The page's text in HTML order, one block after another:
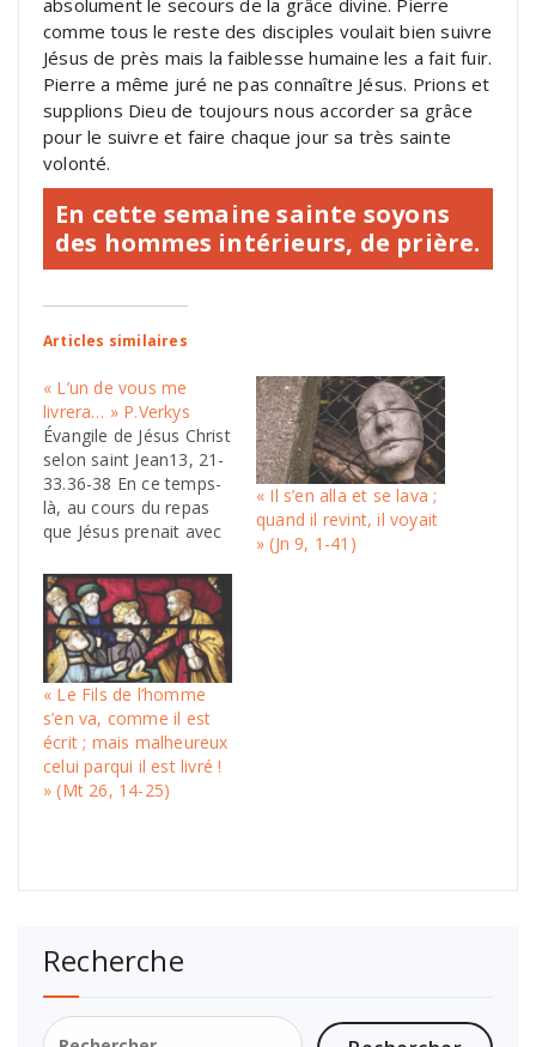
absolument le secours de la grâce divine. Pierre
comme tous le reste des disciples voulait bien suivre
Jésus de près mais la faiblesse humaine les a fait fuir.
Pierre a même juré ne pas connaître Jésus. Prions et
supplions Dieu de toujours nous accorder sa grâce
pour le suivre et faire chaque jour sa très sainte
volonté.
En cette semaine sainte soyons
des hommes intérieurs, de prière.
Articles similaires
« L’un de vous me
livrera… » P.Verkys
Évangile de Jésus Christ
selon saint Jean13, 21-
33.36-38 En ce temps-
là, au cours du repas
que Jésus prenait avec
bouleversé en son
esprit, et il rendit ce
témoignage : « Amen,
amen, je vous le dis :
l’un de vous me
livrera. » Les disciples
se regardaient les uns
les autres…
« Il s’en alla et se lava ;
quand il revint, il voyait
» (Jn 9, 1-41)
« Le Fils de l’homme
s’en va, comme il est
écrit ; mais malheureux
celui parqui il est livré !
» (Mt 26, 14-25)
Recherche